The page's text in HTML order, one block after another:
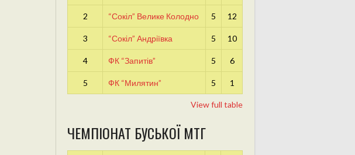
2 “Сокіл” Велике Колодно 5 12
3 “Сокіл” Андріївка 5 10
4 ФК “Запитів” 5 6
5 ФК “Милятин” 5 1
View full table
ЧЕМПІОНАТ БУСЬКОЇ МТГ